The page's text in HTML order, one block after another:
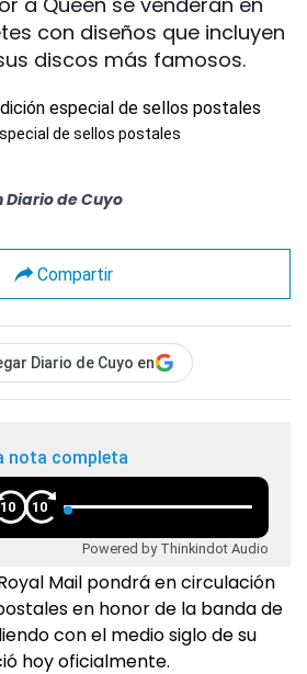
con diseños que incluyen
discos más famosos.
de sellos postales
Diario de Cuyo
Compartir
Diario de Cuyo en
nota completa
10 10
Powered by Thinkindot Audio
Mail pondrá en circulación
en honor de la banda de
con el medio siglo de su
hoy oficialmente.